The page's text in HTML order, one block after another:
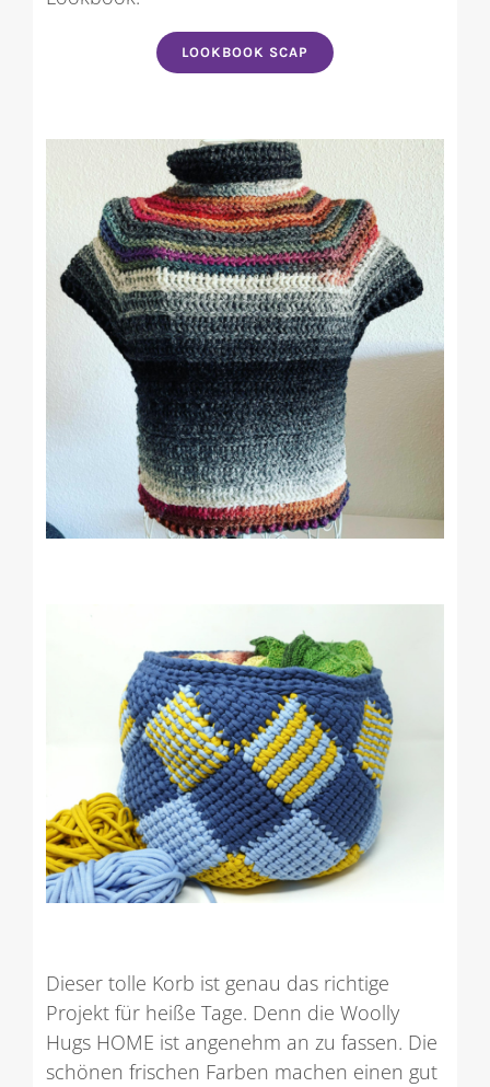
LOOKBOOK SCAP
Dieser tolle Korb ist genau das richtige
Projekt für heiße Tage. Denn die Woolly
Hugs HOME ist angenehm an zu fassen. Die
schönen frischen Farben machen einen gut